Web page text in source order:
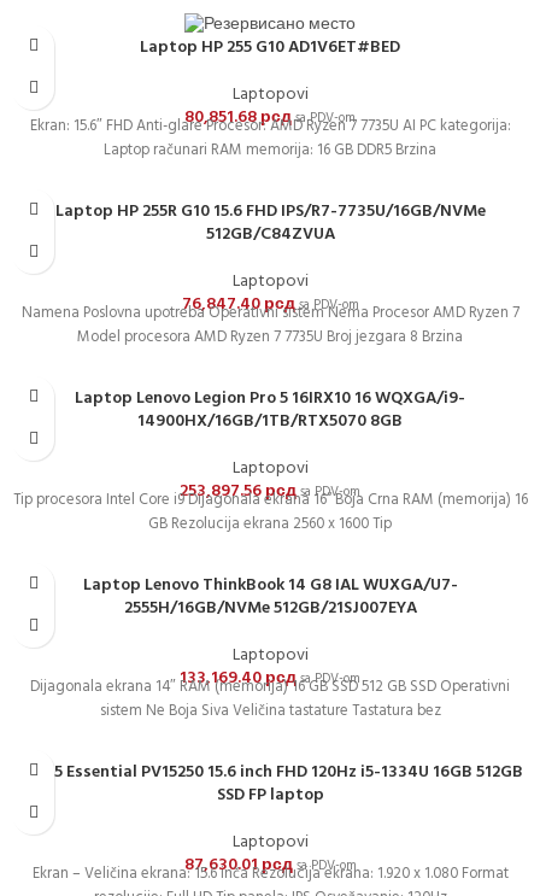
Laptop HP 255 G10 AD1V6ET#BED
Laptopovi
80,851.68рсдsa PDV-om
Ekran: 15.6″ FHD Anti-glare Procesor: AMD Ryzen 7 7735U AI PC kategorija:
Laptop računari RAM memorija: 16 GB DDR5 Brzina
Laptop HP 255R G10 15.6 FHD IPS/R7-7735U/16GB/NVMe
512GB/C84ZVUA
Laptopovi
76,847.40рсдsa PDV-om
Namena Poslovna upotreba Operativni sistem Nema Procesor AMD Ryzen 7
Model procesora AMD Ryzen 7 7735U Broj jezgara 8 Brzina
Laptop Lenovo Legion Pro 5 16IRX10 16 WQXGA/i9-
14900HX/16GB/1TB/RTX5070 8GB
Laptopovi
253,897.56рсдsa PDV-om
Tip procesora Intel Core i9 Dijagonala ekrana 16“ Boja Crna RAM (memorija) 16
GB Rezolucija ekrana 2560 x 1600 Tip
Laptop Lenovo ThinkBook 14 G8 IAL WUXGA/U7-
2555H/16GB/NVMe 512GB/21SJ007EYA
Laptopovi
133,169.40рсдsa PDV-om
Dijagonala ekrana 14″ RAM (memorija) 16 GB SSD 512 GB SSD Operativni
sistem Ne Boja Siva Veličina tastature Tastatura bez
Pro 15 Essential PV15250 15.6 inch FHD 120Hz i5-1334U 16GB 512GB
SSD FP laptop
Laptopovi
87,630.01рсдsa PDV-om
Ekran – Veličina ekrana: 15.6 inča Rezolucija ekrana: 1.920 x 1.080 Format